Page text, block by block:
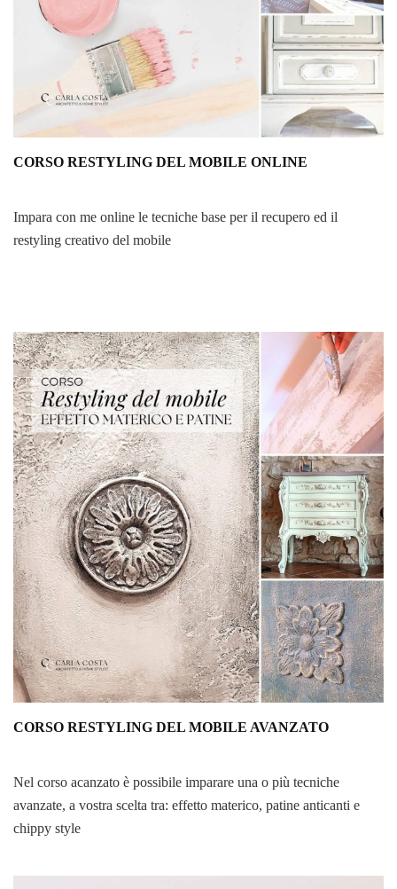
CORSO RESTYLING DEL MOBILE ONLINE
Impara con me online le tecniche base per il recupero ed il
restyling creativo del mobile
CORSO RESTYLING DEL MOBILE AVANZATO
Nel corso acanzato è possibile imparare una o più tecniche
avanzate, a vostra scelta tra: effetto materico, patine anticanti e
chippy style